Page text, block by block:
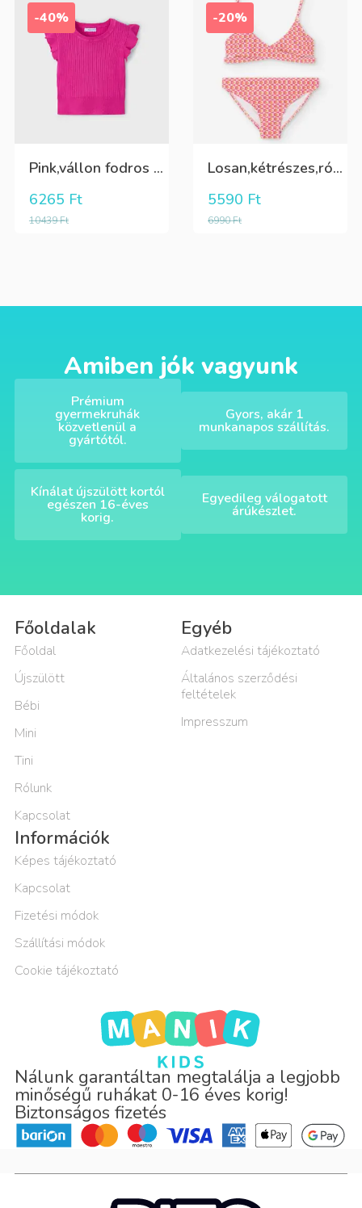
-40%
Pink,vállon fodros csini lány kötött póló
10439Ft
6265 Ft
-20%
Losan,kétrészes,rózsaszín,sárga,krém színű fürdőruha
6990Ft
5590 Ft
Amiben jók vagyunk
Prémium
gyermekruhák
közvetlenül a
gyártótól.
Gyors, akár 1
munkanapos szállítás.
Kínálat újszülött kortól
egészen 16-éves
korig.
Egyedileg válogatott
árúkészlet.
Nálunk garantáltan megtalálja a legjobb
minőségű ruhákat 0-16 éves korig!
Biztonságos fizetés
Főoldalak
Főoldal
Újszülött
Bébi
Mini
Tini
Rólunk
Kapcsolat
Egyéb
Adatkezelési tájékoztató
Általános szerződési
feltételek
Impresszum
Információk
Képes tájékoztató
Kapcsolat
Fizetési módok
Szállítási módok
Cookie tájékoztató